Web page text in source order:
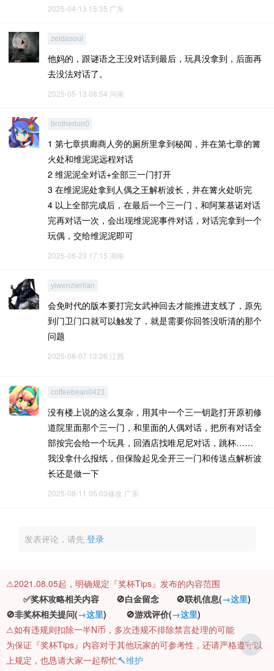
2025-04-13 15:35 广东
zeldasoul
他妈的，跟谜语之王没对话到最后，玩具没拿到，后面再
去没法对话了。
2025-05-13 08:54 河南
brotherlun0
1 第七章拱廊商人旁的厕所里拿到秘闻，并在第七章的篝
火处和维泥泥远程对话
2 维泥泥全对话+全部三一门打开
3 在维泥泥处拿到人偶之王解析波长，并在篝火处听完
4 以上全部完成后，在最后一个三一门，和阿莱基诺对话
完再对话一次，会出现维泥泥事件对话，对话完拿到一个
玩偶，交给维泥泥即可
2025-06-23 17:15 湖南
yiwenzierlian
会免时代的版本要打完女武神回去才能推进支线了，原先
到门卫门口就可以触发了，就是需要你回答没听清的那个
问题
2025-08-07 13:26 江西
coffeebean0421
没有楼上说的这么复杂，用其中一个三一钥匙打开原初修
道院里面那个三一门，和里面的人偶对话，把所有对话全
部按完会给一个玩具，回酒店找唯尼尼对话，跳杯……
我没拿什么报纸，但保险起见全开三一门和传送点解析波
长还是做一下
2025-08-11 05:03修改 广东
发表评论，请先 登录
⚠️2021.08.05起，明确规定『奖杯Tips』发布的内容范围
✅奖杯攻略相关内容 🚫白金留念 🚫联机信息(→这里)
🚫非奖杯相关提问(→这里) 🚫游戏评价(→这里)
⚠️如有违规则扣除一半N币，多次违规不排除禁言处理的可能
为保证『奖杯Tips』内容对于其他玩家的可参考性，还请严格遵守以
上规定，也恳请大家一起帮忙🔨维护
T